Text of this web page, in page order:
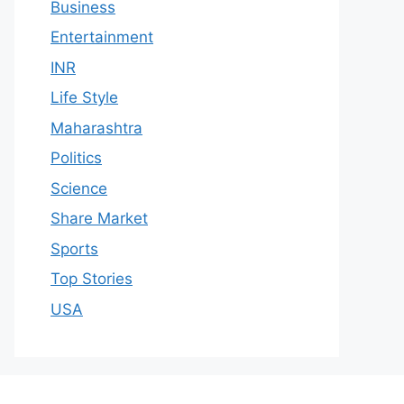
Business
Entertainment
INR
Life Style
Maharashtra
Politics
Science
Share Market
Sports
Top Stories
USA